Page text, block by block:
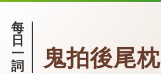
每
日
一
詞
鬼拍後尾枕